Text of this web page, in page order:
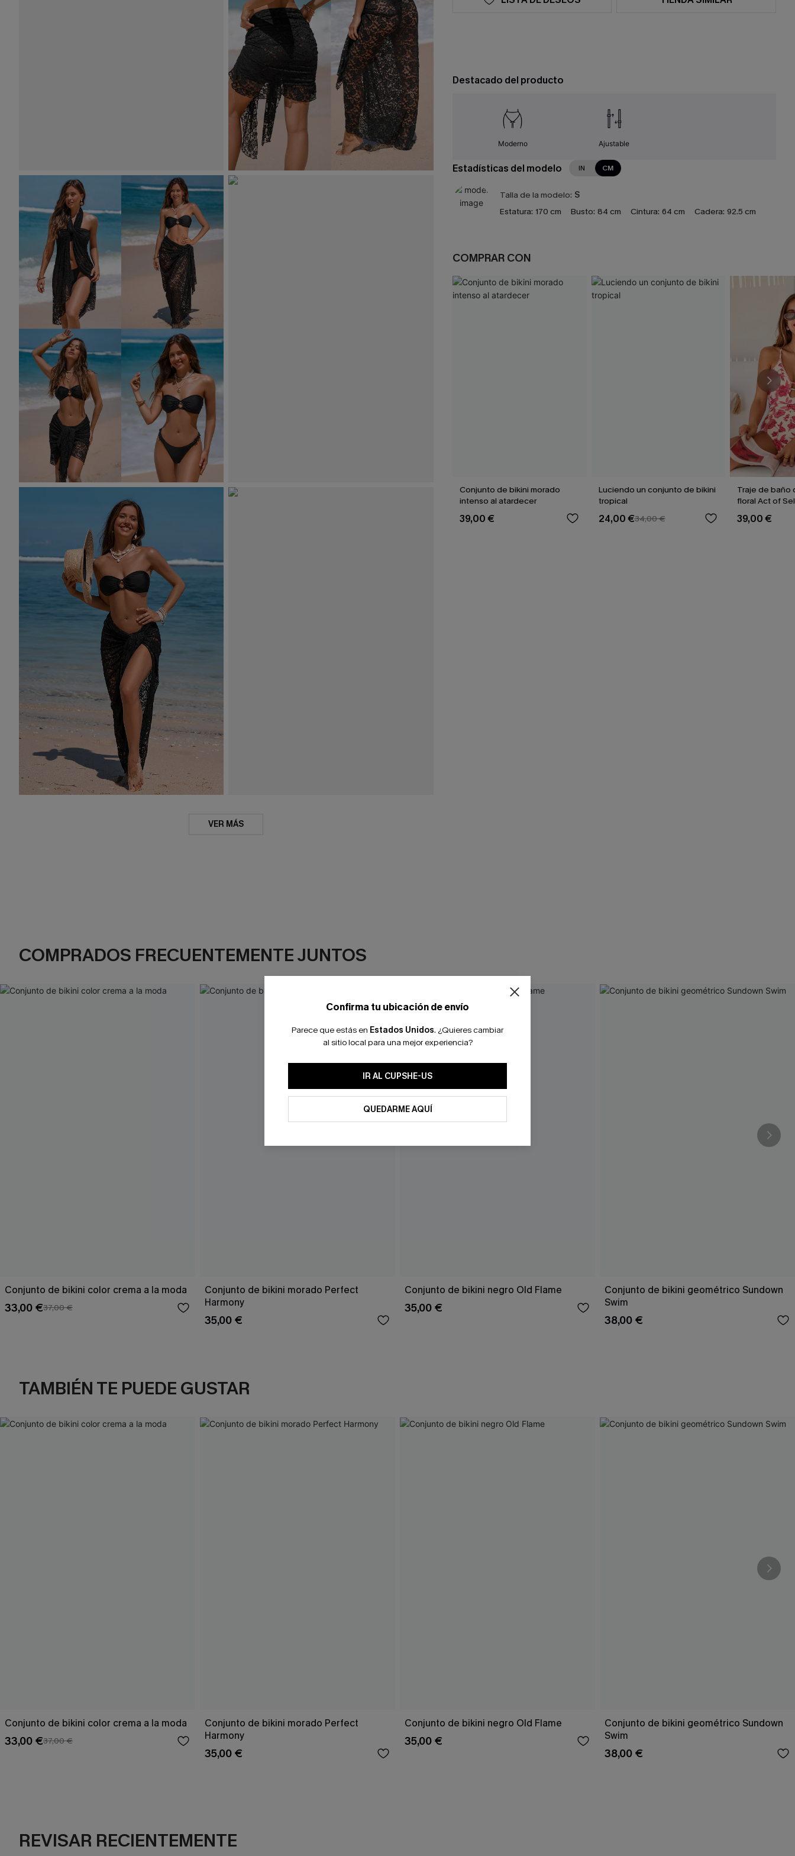
VER MÁS
Destacado del producto
Moderno Ajustable
Estadísticas del modelo IN CM
Talla de la modelo: S
Estatura: 170 cm Busto: 84 cm Cintura: 64 cm Cadera: 92.5 cm
COMPRAR CON
Conjunto de bikini morado
intenso al atardecer
39,00 €
Luciendo un conjunto de bikini
tropical
24,00 €34,00 €
Traje de baño
floral Act of
39,00 €
COMPRADOS FRECUENTEMENTE JUNTOS
Conjunto de bikini color crema a la moda
33,00 €37,00 €
Conjunto de bikini morado Perfect
Harmony
35,00 €
Conjunto de bikini negro Old Flame
35,00 €
Conjunto de bikini geométrico Sundown
Swim
38,00 €
TAMBIÉN TE PUEDE GUSTAR
Conjunto de bikini color crema a la moda
33,00 €37,00 €
Conjunto de bikini morado Perfect
Harmony
35,00 €
Conjunto de bikini negro Old Flame
35,00 €
Conjunto de bikini geométrico Sundown
Swim
38,00 €
REVISAR RECIENTEMENTE
Confirma tu ubicación de envío
Parece que estás en Estados Unidos. ¿Quieres cambiar
al sitio local para una mejor experiencia?
IR AL CUPSHE-US
QUEDARME AQUÍ